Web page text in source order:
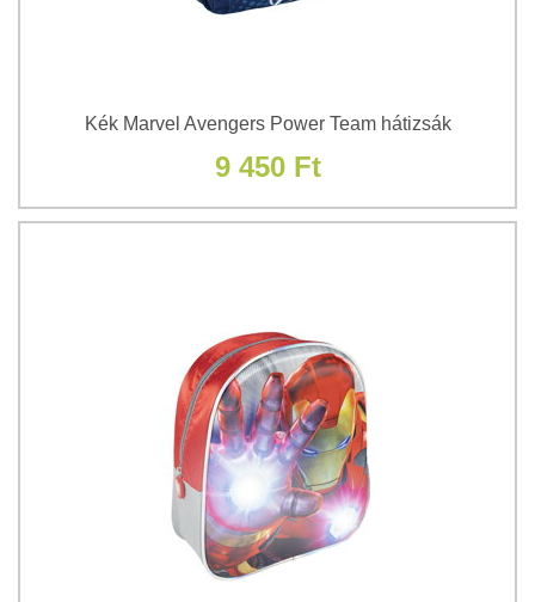
Kék Marvel Avengers Power Team hátizsák
9 450 Ft